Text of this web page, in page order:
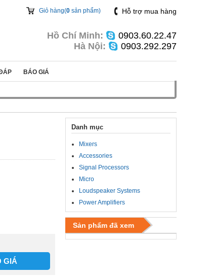
Hỗ trợ mua hàng
Hồ Chí Minh:
0903.60.22.47
Hà Nội:
0903.292.297
Giỏ hàng(0 sản phẩm)
BÁO GIÁ
GIÁ
Danh mục
Mixers
Accessories
Signal Processors
Micro
Loudspeaker Systems
Power Amplifiers
Sản phẩm đã xem